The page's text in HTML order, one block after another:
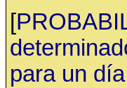
[
para un